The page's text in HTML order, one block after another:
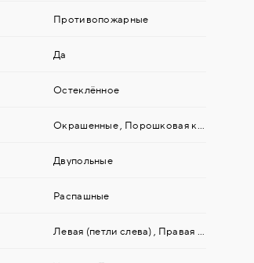
Противопожарные
Да
Остеклённое
Окрашенные Порошковая краска
Двупольные
Распашные
Левая (петли слева) Правая (петли справа)